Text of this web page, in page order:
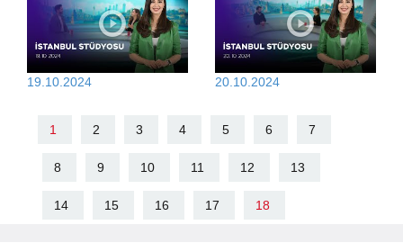
19.10.2024 20.10.2024
1 2 3 4 5 6 7
8 9 10 11 12 13
14 15 16 17 18